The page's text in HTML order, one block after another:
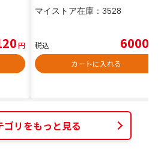
円
マイストア在庫： 3528
税込 6000
カートに入れる
ゴリをもっと見る